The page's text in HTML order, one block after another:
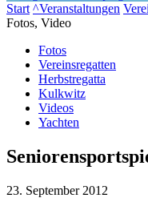
Start ^Veranstaltungen
Fotos, Video
Fotos
Vereinsregatten
Herbstregatta
Kulkwitz
Videos
Yachten
23. September 2012